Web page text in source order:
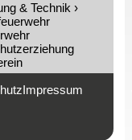
& Technik ›
Impressum